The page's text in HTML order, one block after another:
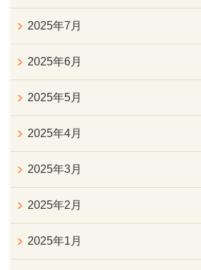
2025年7月
2025年6月
2025年5月
2025年4月
2025年3月
2025年2月
2025年1月